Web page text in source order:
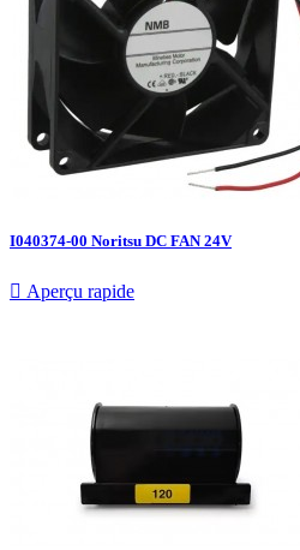
I040374-00 Noritsu DC FAN 24V
 Aperçu rapide